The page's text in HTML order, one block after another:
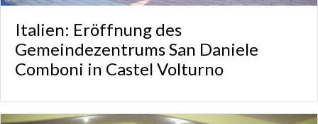
Italien: Eröffnung des
Gemeindezentrums San Daniele
Comboni in Castel Volturno